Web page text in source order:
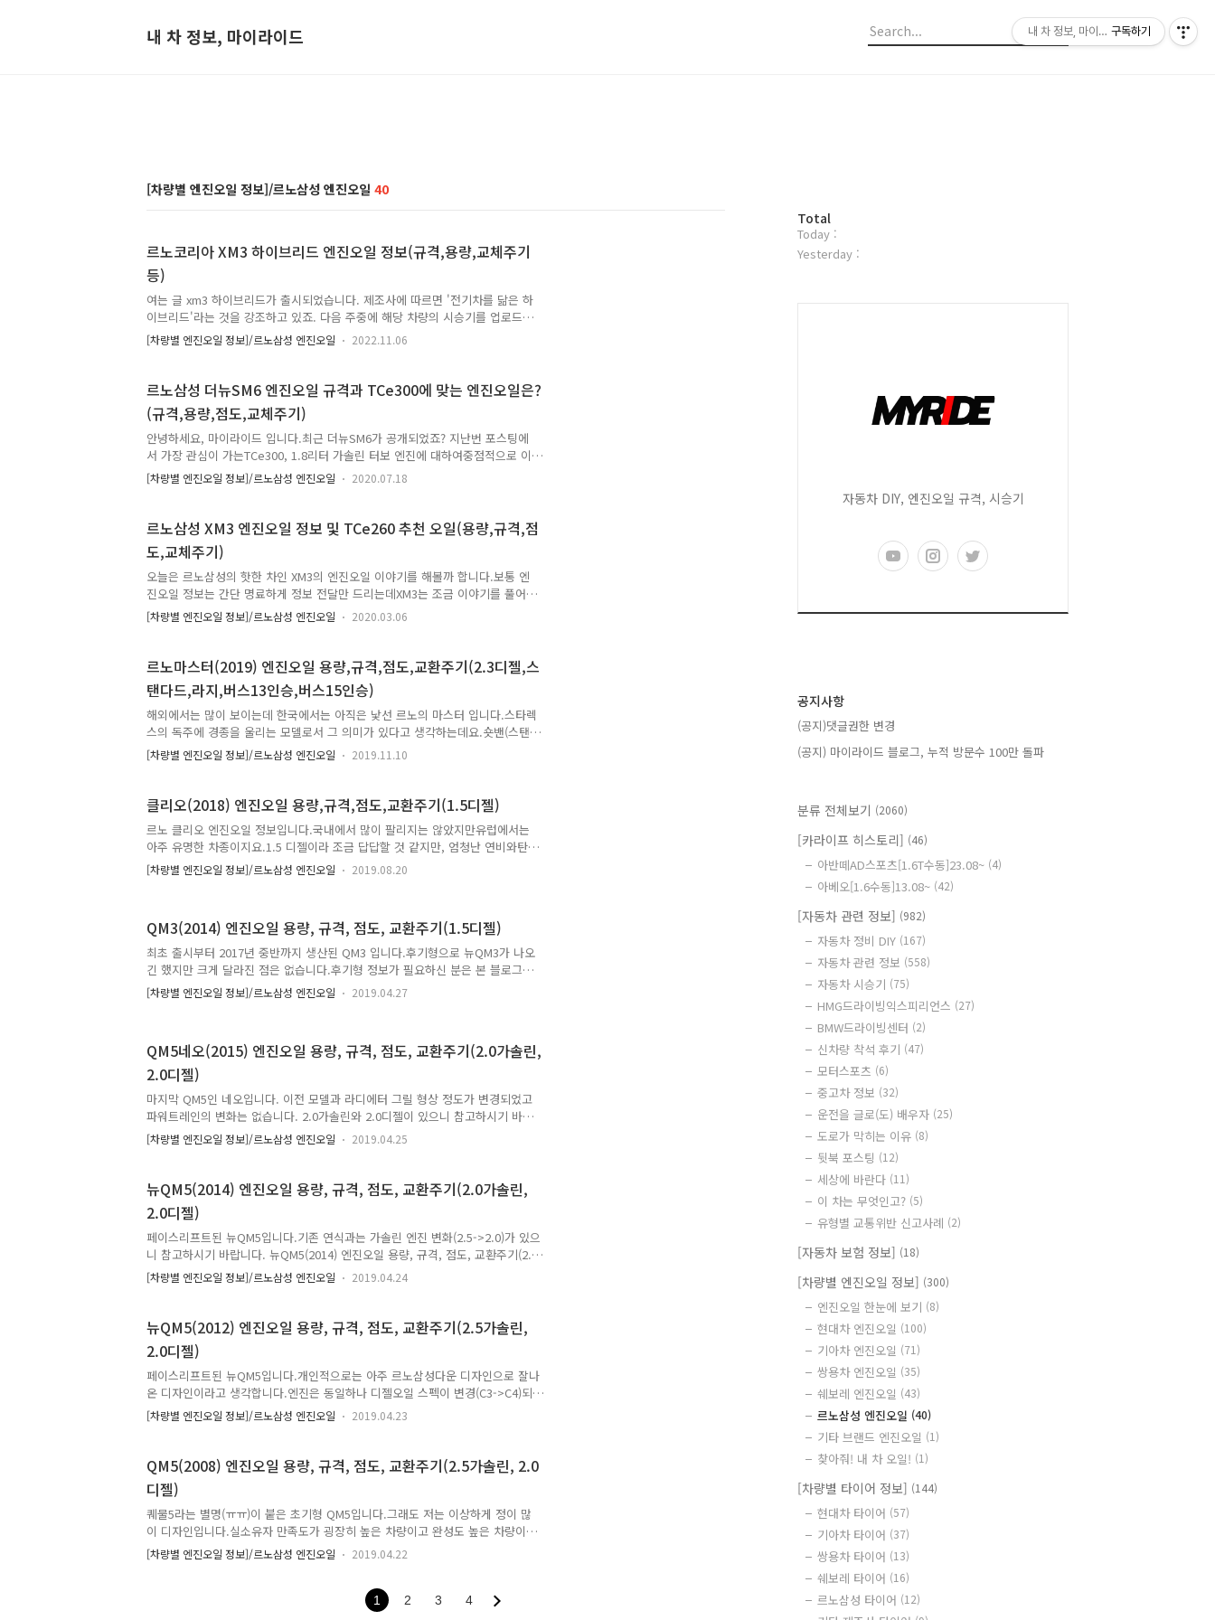
내 차 정보, 마이라이드
[차량별 엔진오일 정보]/르노삼성 엔진오일 40
르노코리아 XM3 하이브리드 엔진오일 정보(규격,용량,교체주기
등)
여는 글 xm3 하이브리드가 출시되었습니다. 제조사에 따르면 '전기차를 닮은 하
이브리드'라는 것을 강조하고 있죠. 다음 주중에 해당 차량의 시승기를 업로드할
예정입니다. 이 차량에 들어가는 엔진은 1,598cc mpi 가솔린 엔진으로 xm3 1.6
gte 모델에 들어가는 것과 동일한 엔진입니다.다만 엔진 최고출력 86ps에 최대
더 낮은 rpm에서 최고/최대치의 출력이 나오도록 한 것이 특징입니다. 부족분은
전기모터의 힘으로 채우는 것이죠. 혹시나 하는 마음에 xm3 1.6 gte의 것과 엔
진오일 스펙이 동일한가 싶어 찾아봤더니 엔진종류는 'H4M'으로 동일하지만 엔
진오일의 용량도 규격도 서로 다르더군요. 1. XM3 하이브..
[차량별 엔진오일 정보]/르노삼성 엔진오일 2022.11.06
르노삼성 더뉴SM6 엔진오일 규격과 TCe300에 맞는 엔진오일은?
(규격,용량,점도,교체주기)
안녕하세요, 마이라이드 입니다.최근 더뉴SM6가 공개되었죠? 지난번 포스팅에
서 가장 관심이 가는TCe300, 1.8리터 가솔린 터보 엔진에 대하여중점적으로 이
야기 해봤습니다. 오늘은 늘 그렇듯 해당 차량에 대한 엔진오일 정보를 알아볼텐
데아무래도 르노삼성 차량의 엔진오일 규격이 유별난 탓에소비자의 고민이 많다
격 1. 르노삼성 더뉴SM6(2021) 엔진오일 교체 주기- 일반조건 : 15,000km 또는
1년- 가혹조건 : 7,500km 또는 6개월 * 출처 : 르노삼성자동차 2. 르노삼성 엔진
유형별 엔진오일 규격, 용량, 점도 2-1. TCe300 엔진 (1.8리터 가솔린 직분사 터
보엔진, 엔진코드 : M5P)- 엔진오일 용량 ..
[차량별 엔진오일 정보]/르노삼성 엔진오일 2020.07.18
르노삼성 XM3 엔진오일 정보 및 TCe260 추천 오일(용량,규격,점
도,교체주기)
오늘은 르노삼성의 핫한 차인 XM3의 엔진오일 이야기를 해볼까 합니다.보통 엔
진오일 정보는 간단 명료하게 정보 전달만 드리는데XM3는 조금 이야기를 풀어
내야 겠습니다. 그 이유는 XM3 엔진오일이 흔한 가솔린 엔진규격이 아니라조금
독특한 규격이 적용되어 있기 때문에소비자가 필요한 정보가 추가되어야 한다고
스팅을 확인하시기 바래요.2020/03/04 - [자동차 관련 정보/자동차 관련 정보] -
사전계약표보다 싸게 나온 르노삼성 XM3 출시(파워트레인,가격표,옵션등급설명,
소형SUV크기비교표)2020/02/25 - [자동차 관련 정보/자동차 관련 정보] - 르노
삼성 XM3 파워트레인,가격표,등급,옵션(Tce260,1.6GTe,사전계..
[차량별 엔진오일 정보]/르노삼성 엔진오일 2020.03.06
르노마스터(2019) 엔진오일 용량,규격,점도,교환주기(2.3디젤,스
탠다드,라지,버스13인승,버스15인승)
해외에서는 많이 보이는데 한국에서는 아직은 낯선 르노의 마스터 입니다.스타렉
스의 독주에 경종을 울리는 모델로서 그 의미가 있다고 생각하는데요.숏밴(스탠
다드)과 롱바디밴(라지)를 시작으로 최근에 13, 15인승 버스도 출시되었고, 적재
공간과 착한 가격 그리고 엔진룸을 길게 뽑아 승객의 안전을 고려한 디자인이라
의 차량 길이는 5,550mm15인승 버스의 차량 길이는 6,200mm 입니다.르노마
스터(2019) 엔진오일 용량,규격,점도,교환주기(2.3디젤,스탠다드,라지,버스13인
승,버스15인승) * 엔진오일 교환 주기 : 20,000km / 1년 중 먼저 도래 시 (일반조
건), 10,000km / 6개월 중 먼저 도래 시 (가혹조건..
[차량별 엔진오일 정보]/르노삼성 엔진오일 2019.11.10
클리오(2018) 엔진오일 용량,규격,점도,교환주기(1.5디젤)
르노 클리오 엔진오일 정보입니다.국내에서 많이 팔리지는 않았지만유럽에서는
아주 유명한 차종이지요.1.5 디젤이라 조금 답답할 것 같지만, 엄청난 연비와탄
탄한 하체로 유명한 차종입니다. 클리오(2018) 엔진오일 용량,규격,점도,교환주
기(1.5디젤) * 엔진오일 교환 주기 : 20,000km / 1년 중 먼저 도래 시 (일반조건),
(RN0720)엔진오일 점도 : 5W30 * 출처 : 르노
[차량별 엔진오일 정보]/르노삼성 엔진오일 2019.08.20
QM3(2014) 엔진오일 용량, 규격, 점도, 교환주기(1.5디젤)
최초 출시부터 2017년 중반까지 생산된 QM3 입니다.후기형으로 뉴QM3가 나오
긴 했지만 크게 달라진 점은 없습니다.후기형 정보가 필요하신 분은 본 블로그의
다른 포스팅을 참고해주세요. QM3(2014) 엔진오일 용량, 규격, 점도, 교환주기
(1.5디젤) * 엔진오일 교환 주기 : 20,000km / 1년 중 먼저 도래 시 (일반조건),
* 출처 : 르노삼성자동차
[차량별 엔진오일 정보]/르노삼성 엔진오일 2019.04.27
QM5네오(2015) 엔진오일 용량, 규격, 점도, 교환주기(2.0가솔린,
2.0디젤)
마지막 QM5인 네오입니다. 이전 모델과 라디에터 그릴 형상 정도가 변경되었고
파워트레인의 변화는 없습니다. 2.0가솔린와 2.0디젤이 있으니 참고하시기 바랍
니다. QM5네오(2015) 엔진오일 용량, 규격, 점도, 교환주기(2.0가솔린, 2.0디젤)
* 엔진오일 교환 주기 : 10,000km / 1년 중 먼저 도래 시 (일반조건), 5,000km /
4.2 L (오일 및 오일필터 교환 시)엔진오일 규격 : API SL급엔진오일 점도 :
5W30 2.0 디젤 (엔진명 : M9R)엔진오일 용량 : 7.4 L (오일 및 오일필터 교환 시)
엔진오일 규격 : ACEA C4급엔진오일 점도 : 5W30 * 출처 : 르노삼성자동차
[차량별 엔진오일 정보]/르노삼성 엔진오일 2019.04.25
뉴QM5(2014) 엔진오일 용량, 규격, 점도, 교환주기(2.0가솔린,
2.0디젤)
페이스리프트된 뉴QM5입니다.기존 연식과는 가솔린 엔진 변화(2.5->2.0)가 있으
니 참고하시기 바랍니다. 뉴QM5(2014) 엔진오일 용량, 규격, 점도, 교환주기(2.0
가솔린, 2.0디젤) * 엔진오일 교환 주기 : 10,000km / 1년 중 먼저 도래 시 (일반
조건), 5,000km / 3개월 중 먼저 도래 시 (가혹조건) 2.0 가솔린 (엔진명 : M4RK)
오일 점도 : 5W30 2.0 디젤 (엔진명 : M9R)엔진오일 용량 : 7.4 L (오일 및 오일필
터 교환 시)엔진오일 규격 : ACEA C4급엔진오일 점도 : 5W30 * 출처 : 르노삼성
자동차
[차량별 엔진오일 정보]/르노삼성 엔진오일 2019.04.24
뉴QM5(2012) 엔진오일 용량, 규격, 점도, 교환주기(2.5가솔린,
2.0디젤)
페이스리프트된 뉴QM5입니다.개인적으로는 아주 르노삼성다운 디자인으로 잘나
온 디자인이라고 생각합니다.엔진은 동일하나 디젤오일 스펙이 변경(C3->C4)되
었으니 참고하세요. (어차피 최신규격 쓰면 되지 문제는 안됩니다.) 뉴
QM5(2012) 엔진오일 용량, 규격, 점도, 교환주기(2.5가솔린, 2.0디젤) * 엔진오
중 먼저 도래 시 (가혹조건) 2.5 가솔린 (엔진명 : 2TR)엔진오일 용량 : 5.1 L (오일
및 오일필터 교환 시)엔진오일 규격 : API SL급엔진오일 점도 : 5W30 2.0 디젤
(엔진명 : M9R)엔진오일 용량 : 7.4 L (오일 및 오일필터 교환 시)엔진오일 규격 :
ACEA C..
[차량별 엔진오일 정보]/르노삼성 엔진오일 2019.04.23
QM5(2008) 엔진오일 용량, 규격, 점도, 교환주기(2.5가솔린, 2.0
디젤)
퀘물5라는 별명(ㅠㅠ)이 붙은 초기형 QM5입니다.그래도 저는 이상하게 정이 많
이 디자인입니다.실소유자 만족도가 굉장히 높은 차량이고 완성도 높은 차량이
라 평가받는 모델입니다. QM5(2008) 엔진오일 용량, 규격, 점도, 교환주기(2.5가
솔린, 2.0디젤) * 엔진오일 교환 주기 : 10,000km 도래 시 (일반조건), 5,0000km
용량 : 5.1 L (오일 및 오일필터 교환 시)엔진오일 규격 : API SL급엔진오일 점도 :
[차량별 엔진오일 정보]/르노삼성 엔진오일 2019.04.22
1 2 3 4
방
문
자
Total
Today :
Yesterday :
자동차 DIY, 엔진오일 규격, 시승기
공지사항
(공지)댓글권한 변경
(공지) 마이라이드 블로그, 누적 방문수 100만 돌파
분류 전체보기 (2060)
[카라이프 히스토리] (46)
아반떼AD스포츠[1.6T수동]23.08~ (4)
아베오[1.6수동]13.08~ (42)
[자동차 관련 정보] (982)
자동차 정비 DIY (167)
자동차 관련 정보 (558)
자동차 시승기 (75)
HMG드라이빙익스피리언스 (27)
BMW드라이빙센터 (2)
신차량 착석 후기 (47)
모터스포츠 (6)
중고차 정보 (32)
운전을 글로(도) 배우자 (25)
도로가 막히는 이유 (8)
뒷북 포스팅 (12)
세상에 바란다 (11)
이 차는 무엇인고? (5)
유형별 교통위반 신고사례 (2)
[자동차 보험 정보] (18)
[차량별 엔진오일 정보] (300)
엔진오일 한눈에 보기 (8)
현대차 엔진오일 (100)
기아차 엔진오일 (71)
쌍용차 엔진오일 (35)
쉐보레 엔진오일 (43)
르노삼성 엔진오일 (40)
기타 브랜드 엔진오일 (1)
찾아줘! 내 차 오일! (1)
[차량별 타이어 정보] (144)
현대차 타이어 (57)
기아차 타이어 (37)
쌍용차 타이어 (13)
쉐보레 타이어 (16)
르노삼성 타이어 (12)
내 차 정보, 마이라이드구독하기